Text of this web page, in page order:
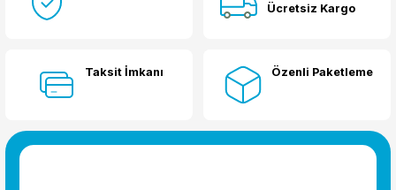
Ücretsiz Kargo
Taksit İmkanı Özenli Paketleme